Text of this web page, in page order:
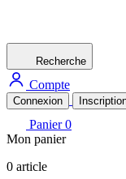
Recherche
Compte
Connexion
Panier 0
Mon panier
0 article